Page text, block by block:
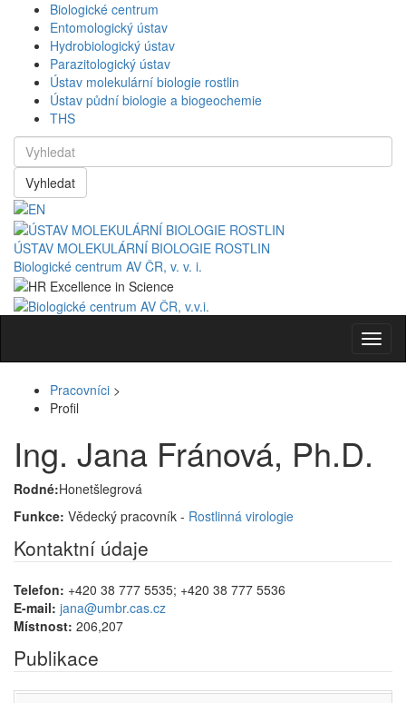
Biologické centrum
Entomologický ústav
Hydrobiologický ústav
Parazitologický ústav
Ústav molekulární biologie rostlin
Ústav půdní biologie a biogeochemie
THS
Vyhledat
ÚSTAV MOLEKULÁRNÍ BIOLOGIE ROSTLIN
Biologické centrum AV ČR, v. v. i.
Pracovníci >
Profil
Ing. Jana Fránová, Ph.D.
Rodné:Honetšlegrová
Funkce: Vědecký pracovník - Rostlinná virologie
Kontaktní údaje
Telefon: +420 38 777 5535; +420 38 777 5536
E-mail: jana@umbr.cas.cz
Místnost: 206,207
Publikace